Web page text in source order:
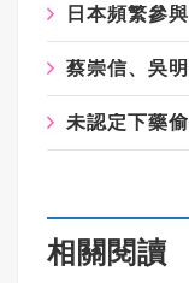
相關閱讀